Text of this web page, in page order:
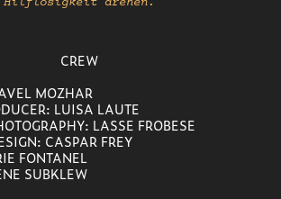
CREW
MOZHAR
: LUISA LAUTE
: LASSE FROBESE
: CASPAR FREY
FONTANEL
SUBKLEW